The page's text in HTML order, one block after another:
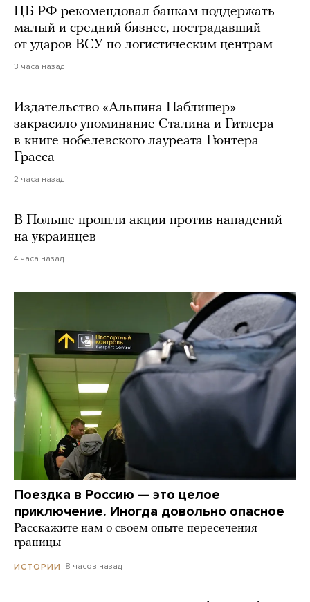
ЦБ РФ рекомендовал банкам поддержать
малый и средний бизнес, пострадавший
от ударов ВСУ по логистическим центрам
3 часа назад
Издательство «Альпина Паблишер»
закрасило упоминание Сталина и Гитлера
в книге нобелевского лауреата Гюнтера
Грасса
2 часа назад
В Польше прошли акции против нападений
на украинцев
4 часа назад
Поездка в Россию — это целое
приключение. Иногда довольно опасное
Расскажите нам о своем опыте пересечения
границы
ИСТОРИИ 8 часов назад